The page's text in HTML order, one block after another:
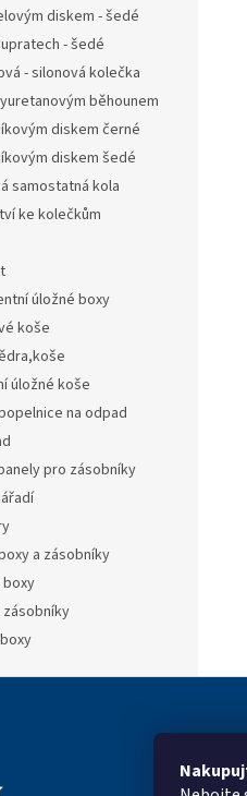
diskem - šedé
- šedé
- silonová kolečka
běhounem
diskem černé
diskem šedé
samostatná kola
ke kolečkům
úložné boxy
koše
úložné koše
na odpad
pro zásobníky
a zásobníky